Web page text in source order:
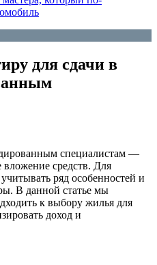
для сдачи в
специалистам —
вложение средств. Для
ряд особенностей и
В данной статье мы
к выбору жилья для
доход и